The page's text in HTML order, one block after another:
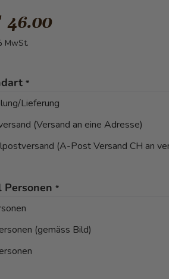
46.00
MwSt.
*
Lieferung
(Versand an eine Adresse)
(A-Post Versand CH an
Personen *
(gemäss Bild)